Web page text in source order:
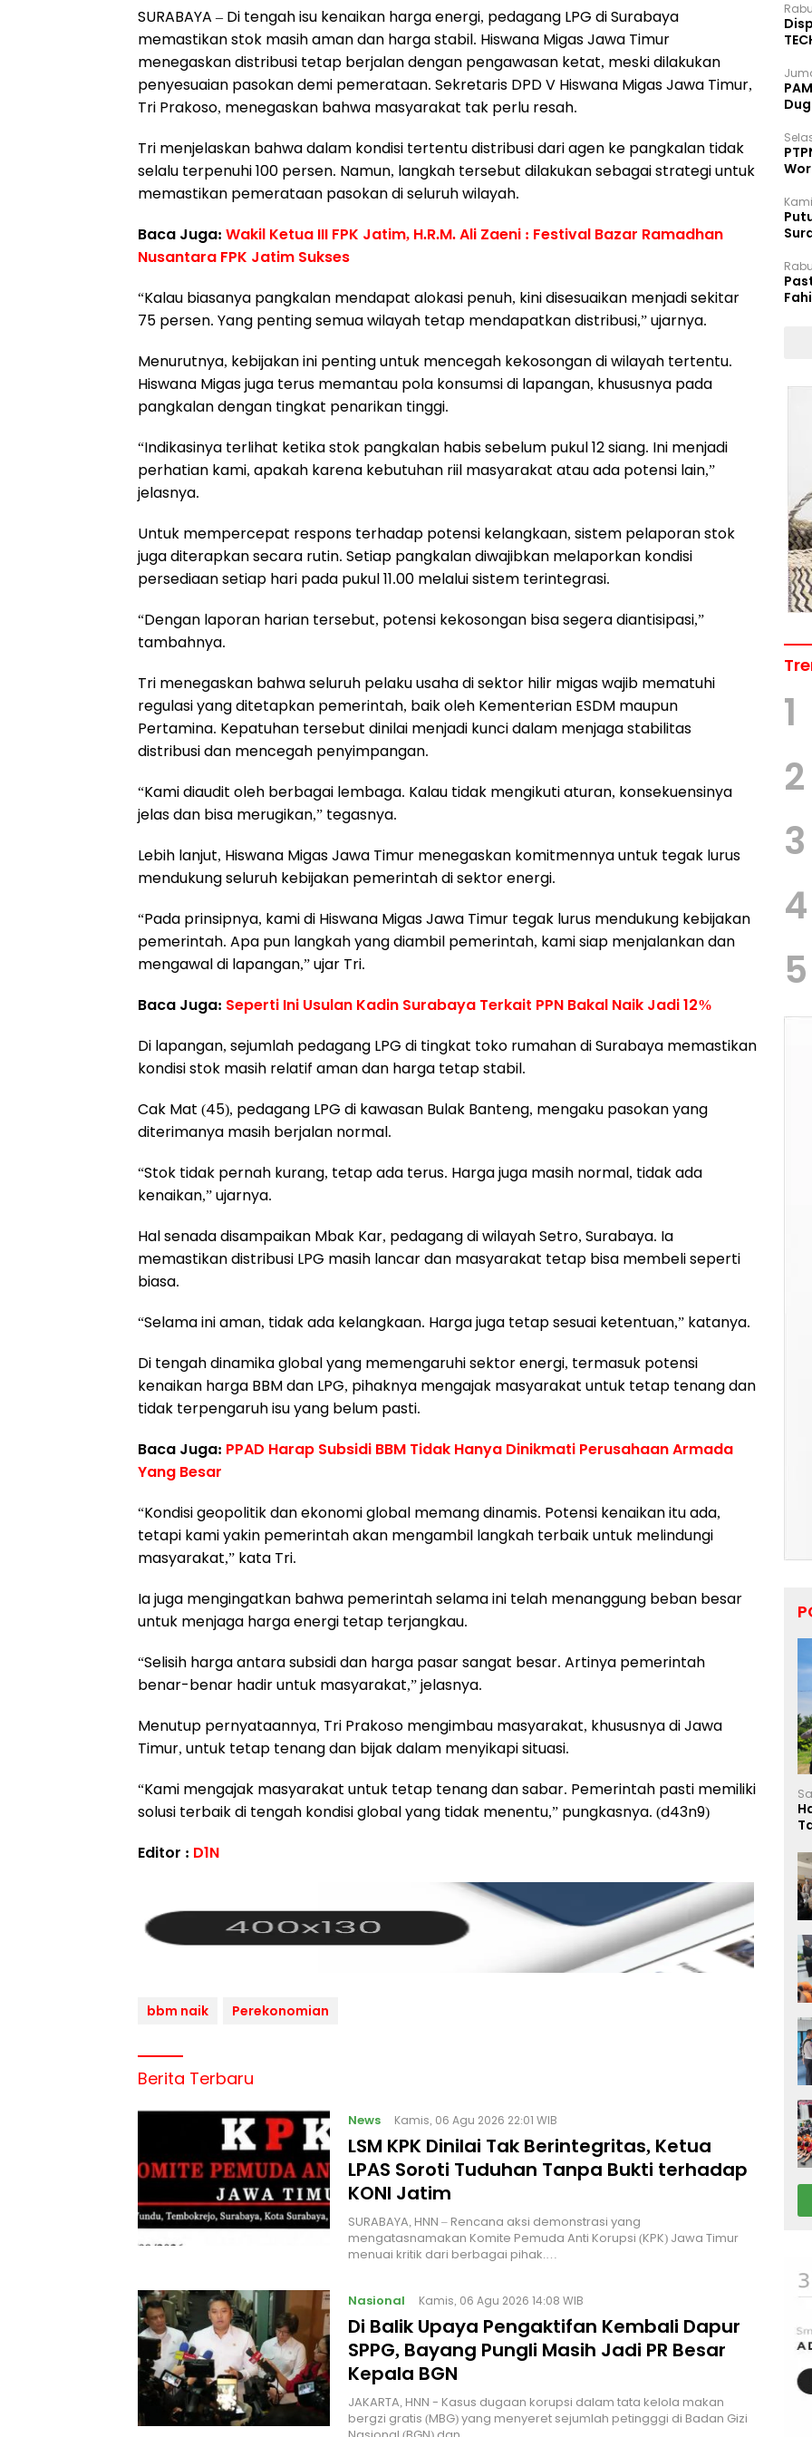
SURABAYA – Di tengah isu kenaikan harga energi, pedagang LPG di Surabaya
memastikan stok masih aman dan harga stabil. Hiswana Migas Jawa Timur
menegaskan distribusi tetap berjalan dengan pengawasan ketat, meski dilakukan
penyesuaian pasokan demi pemerataan. Sekretaris DPD V Hiswana Migas Jawa Timur,
Tri Prakoso, menegaskan bahwa masyarakat tak perlu resah.
Tri menjelaskan bahwa dalam kondisi tertentu distribusi dari agen ke pangkalan tidak
selalu terpenuhi 100 persen. Namun, langkah tersebut dilakukan sebagai strategi untuk
memastikan pemerataan pasokan di seluruh wilayah.
Baca Juga: Wakil Ketua III FPK Jatim, H.R.M. Ali Zaeni : Festival Bazar Ramadhan
Nusantara FPK Jatim Sukses
“Kalau biasanya pangkalan mendapat alokasi penuh, kini disesuaikan menjadi sekitar
75 persen. Yang penting semua wilayah tetap mendapatkan distribusi,” ujarnya.
Menurutnya, kebijakan ini penting untuk mencegah kekosongan di wilayah tertentu.
Hiswana Migas juga terus memantau pola konsumsi di lapangan, khususnya pada
pangkalan dengan tingkat penarikan tinggi.
“Indikasinya terlihat ketika stok pangkalan habis sebelum pukul 12 siang. Ini menjadi
perhatian kami, apakah karena kebutuhan riil masyarakat atau ada potensi lain,”
jelasnya.
Untuk mempercepat respons terhadap potensi kelangkaan, sistem pelaporan stok
juga diterapkan secara rutin. Setiap pangkalan diwajibkan melaporkan kondisi
persediaan setiap hari pada pukul 11.00 melalui sistem terintegrasi.
“Dengan laporan harian tersebut, potensi kekosongan bisa segera diantisipasi,”
tambahnya.
Tri menegaskan bahwa seluruh pelaku usaha di sektor hilir migas wajib mematuhi
regulasi yang ditetapkan pemerintah, baik oleh Kementerian ESDM maupun
Pertamina. Kepatuhan tersebut dinilai menjadi kunci dalam menjaga stabilitas
distribusi dan mencegah penyimpangan.
“Kami diaudit oleh berbagai lembaga. Kalau tidak mengikuti aturan, konsekuensinya
jelas dan bisa merugikan,” tegasnya.
Lebih lanjut, Hiswana Migas Jawa Timur menegaskan komitmennya untuk tegak lurus
mendukung seluruh kebijakan pemerintah di sektor energi.
“Pada prinsipnya, kami di Hiswana Migas Jawa Timur tegak lurus mendukung kebijakan
pemerintah. Apa pun langkah yang diambil pemerintah, kami siap menjalankan dan
mengawal di lapangan,” ujar Tri.
Baca Juga: Seperti Ini Usulan Kadin Surabaya Terkait PPN Bakal Naik Jadi 12%
Di lapangan, sejumlah pedagang LPG di tingkat toko rumahan di Surabaya memastikan
kondisi stok masih relatif aman dan harga tetap stabil.
Cak Mat (45), pedagang LPG di kawasan Bulak Banteng, mengaku pasokan yang
diterimanya masih berjalan normal.
“Stok tidak pernah kurang, tetap ada terus. Harga juga masih normal, tidak ada
kenaikan,” ujarnya.
Hal senada disampaikan Mbak Kar, pedagang di wilayah Setro, Surabaya. Ia
memastikan distribusi LPG masih lancar dan masyarakat tetap bisa membeli seperti
biasa.
“Selama ini aman, tidak ada kelangkaan. Harga juga tetap sesuai ketentuan,” katanya.
Di tengah dinamika global yang memengaruhi sektor energi, termasuk potensi
kenaikan harga BBM dan LPG, pihaknya mengajak masyarakat untuk tetap tenang dan
tidak terpengaruh isu yang belum pasti.
Baca Juga: PPAD Harap Subsidi BBM Tidak Hanya Dinikmati Perusahaan Armada
Yang Besar
“Kondisi geopolitik dan ekonomi global memang dinamis. Potensi kenaikan itu ada,
tetapi kami yakin pemerintah akan mengambil langkah terbaik untuk melindungi
masyarakat,” kata Tri.
Ia juga mengingatkan bahwa pemerintah selama ini telah menanggung beban besar
untuk menjaga harga energi tetap terjangkau.
“Selisih harga antara subsidi dan harga pasar sangat besar. Artinya pemerintah
benar-benar hadir untuk masyarakat,” jelasnya.
Menutup pernyataannya, Tri Prakoso mengimbau masyarakat, khususnya di Jawa
Timur, untuk tetap tenang dan bijak dalam menyikapi situasi.
“Kami mengajak masyarakat untuk tetap tenang dan sabar. Pemerintah pasti memiliki
solusi terbaik di tengah kondisi global yang tidak menentu,” pungkasnya. (d43n9)
Editor : D1N
bbm naik Perekonomian
Berita Terbaru
News Kamis, 06 Agu 2026 22:01 WIB
LSM KPK Dinilai Tak Berintegritas, Ketua
LPAS Soroti Tuduhan Tanpa Bukti terhadap
KONI Jatim
SURABAYA, HNN – Rencana aksi demonstrasi yang
mengatasnamakan Komite Pemuda Anti Korupsi (KPK) Jawa Timur
menuai kritik dari berbagai pihak.…
Nasional Kamis, 06 Agu 2026 14:08 WIB
Di Balik Upaya Pengaktifan Kembali Dapur
SPPG, Bayang Pungli Masih Jadi PR Besar
Kepala BGN
JAKARTA, HNN - Kasus dugaan korupsi dalam tata kelola makan
bergzi gratis (MBG) yang menyeret sejumlah petingggi di Badan Gizi
1
2
3
4
5